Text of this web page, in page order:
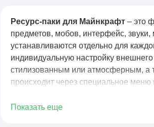
Ресурс-паки для Майнкрафт – это
предметов, мобов, интерфейс,
устанавливаются отдельно для
индивидуальную настройку
стилизованным или атмосферным, а
происходит через специальное
особенно на сборках и серверах, где
Показать еще